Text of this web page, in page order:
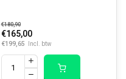
€180,90
€165,00
€199,65 Incl. btw